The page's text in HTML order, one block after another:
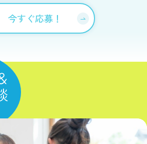
今すぐ応募！